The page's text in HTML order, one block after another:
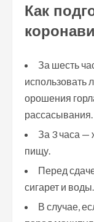
Как
За шесть
использовать
орошения
рассасывания.
За 3 часа —
пищу.
Перед
сигарет и воды.
В случае,